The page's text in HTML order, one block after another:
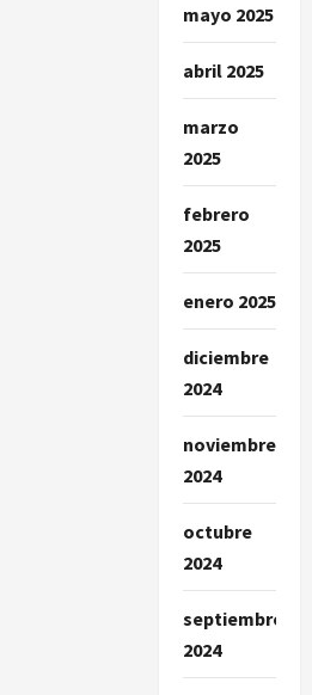
mayo 2025
abril 2025
marzo
2025
febrero
2025
enero 2025
diciembre
2024
noviembre
2024
octubre
2024
septiembre
2024